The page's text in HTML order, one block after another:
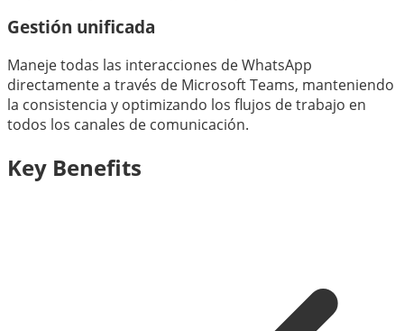
Gestión unificada
Maneje todas las interacciones de WhatsApp
directamente a través de Microsoft Teams, manteniendo
la consistencia y optimizando los flujos de trabajo en
todos los canales de comunicación.
Key Benefits